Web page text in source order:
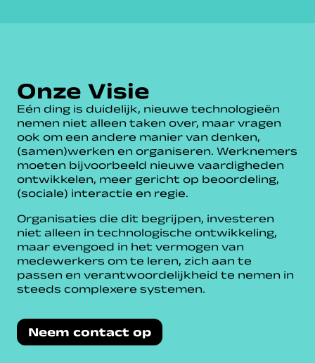
Onze Visie
Eén ding is duidelijk, nieuwe technologieën
nemen niet alleen taken over, maar vragen
ook om een andere manier van denken,
(samen)werken en organiseren. Werknemers
moeten bijvoorbeeld nieuwe vaardigheden
ontwikkelen, meer gericht op beoordeling,
(sociale) interactie en regie.
Organisaties die dit begrijpen, investeren
niet alleen in technologische ontwikkeling,
maar evengoed in het vermogen van
medewerkers om te leren, zich aan te
passen en verantwoordelijkheid te nemen in
steeds complexere systemen.
Neem contact op